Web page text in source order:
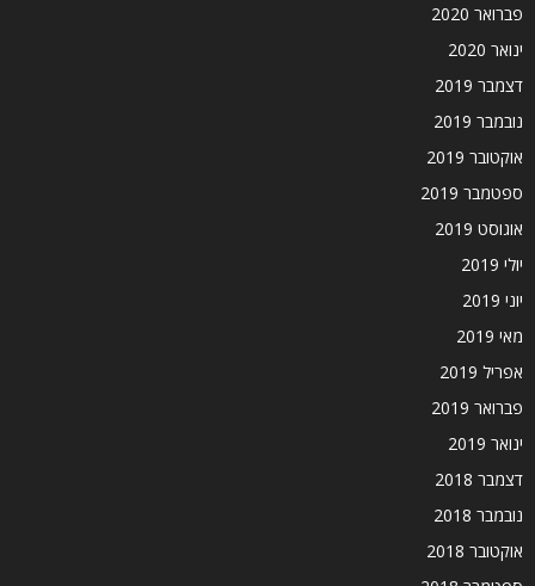
פברואר 2020
ינואר 2020
דצמבר 2019
נובמבר 2019
אוקטובר 2019
ספטמבר 2019
אוגוסט 2019
יולי 2019
יוני 2019
מאי 2019
אפריל 2019
פברואר 2019
ינואר 2019
דצמבר 2018
נובמבר 2018
אוקטובר 2018